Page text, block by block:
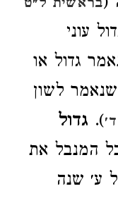
בראשית ל״ט
עוני
גדול או
שנאמר לשון
). גדול
המנבל את
ע׳ שנה